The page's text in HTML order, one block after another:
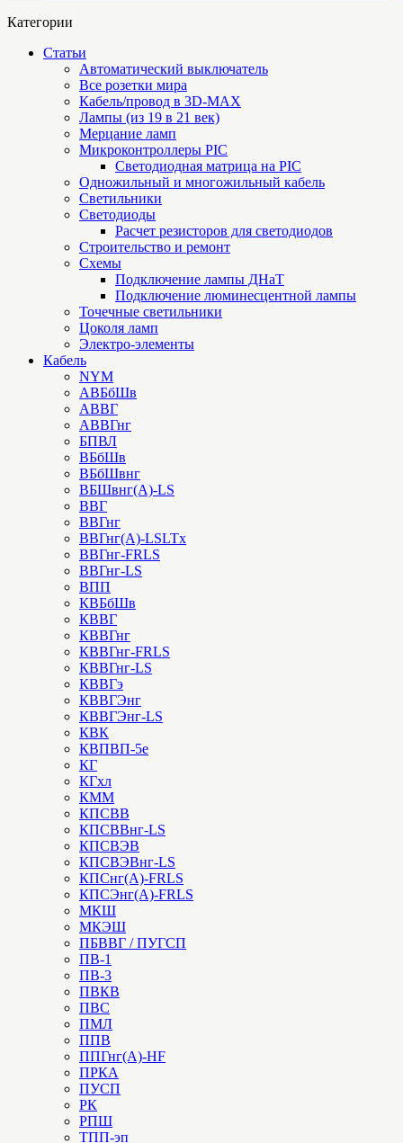
Категории
Статьи
Автоматический выключатель
Все розетки мира
Кабель/провод в 3D-MAX
Лампы (из 19 в 21 век)
Мерцание ламп
Микроконтроллеры PIC
Cветодиодная матрица на PIC
Одножильный и многожильный кабель
Светильники
Светодиоды
Расчет резисторов для светодиодов
Строительство и ремонт
Схемы
Подключение лампы ДНаТ
Подключение люминесцентной лампы
Точечные светильники
Цоколя ламп
Электро-элементы
Кабель
NYM
АВБбШв
АВВГ
АВВГнг
БПВЛ
ВБбШв
ВБбШвнг
ВБШвнг(А)-LS
ВВГ
ВВГнг
ВВГнг(А)-LSLTx
ВВГнг-FRLS
ВВГнг-LS
ВПП
КВБбШв
КВВГ
КВВГнг
КВВГнг-FRLS
КВВГнг-LS
КВВГэ
КВВГЭнг
КВВГЭнг-LS
КВК
КВПВП-5е
КГ
КГхл
КММ
КПСВВ
КПСВВнг-LS
КПСВЭВ
КПСВЭВнг-LS
КПСнг(А)-FRLS
КПСЭнг(А)-FRLS
МКШ
МКЭШ
ПБВВГ / ПУГСП
ПВ-1
ПВ-3
ПВКВ
ПВС
ПМЛ
ППВ
ППГнг(А)-HF
ПРКА
ПУСП
РК
РПШ
ТПП-эп